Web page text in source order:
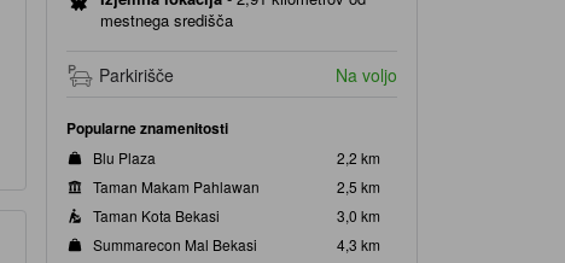
mestnega središča
Parkirišče Na voljo
Popularne znamenitosti
Blu Plaza
2,2 km
Taman Makam Pahlawan
2,5 km
Taman Kota Bekasi
3,0 km
Summarecon Mal Bekasi
4,3 km